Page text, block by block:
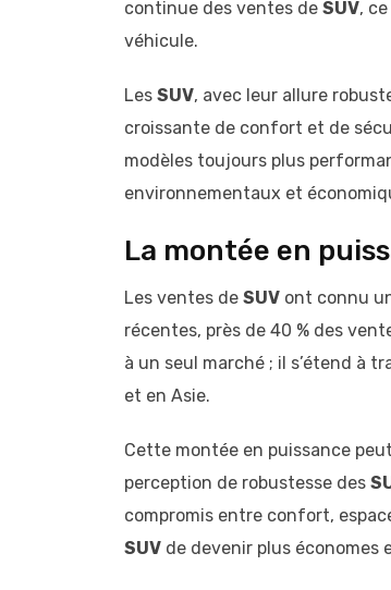
continue des ventes de SUV,
véhicule.
Les SUV, avec leur allure
croissante de confort et de
modèles toujours plus
environnementaux et
La montée en
Les ventes de SUV ont connu
récentes, près de 40 % des
à un seul marché ; il s’étend à
et en Asie.
Cette montée en puissance
perception de robustesse des
compromis entre confort,
SUV de devenir plus économes